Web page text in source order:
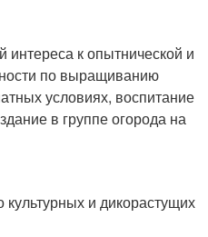
к опытнической и
по выращиванию
условиях, воспитание
в группе огорода на
и дикорастущих